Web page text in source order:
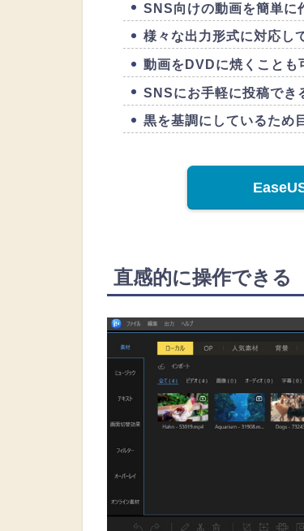
SNS向けの動画を簡単に
様々な出力形式に対応し
動画をDVDに焼くことも
SNSにお手軽に投稿でき
黒を基調にしているため
直感的に操作できる